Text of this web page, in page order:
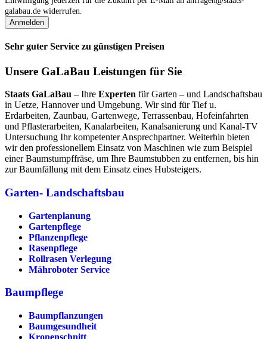
galabau.de widerrufen.
Anmelden
Sehr guter Service zu günstigen Preisen
Unsere GaLaBau Leistungen für Sie
Staats GaLaBau – Ihre Experten für Garten – und Landschaftsbau
in Uetze, Hannover und Umgebung. Wir sind für Tief u.
Erdarbeiten, Zaunbau, Gartenwege, Terrassenbau, Hofeinfahrten
und Pflasterarbeiten, Kanalarbeiten, Kanalsanierung und Kanal-TV
Untersuchung Ihr kompetenter Ansprechpartner. Weiterhin bieten
wir den professionellem Einsatz von Maschinen wie zum Beispiel
einer Baumstumpffräse, um Ihre Baumstubben zu entfernen, bis hin
zur Baumfällung mit dem Einsatz eines Hubsteigers.
Garten- Landschaftsbau
Gartenplanung
Gartenpflege
Pflanzenpflege
Rasenpflege
Rollrasen Verlegung
Mähroboter Service
Baumpflege
Baumpflanzungen
Baumgesundheit